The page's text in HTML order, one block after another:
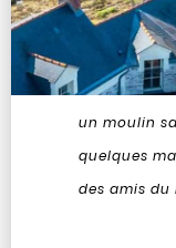
un moulin
quelques
des amis du